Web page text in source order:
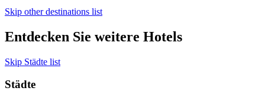
Skip other destinations list
Entdecken Sie weitere Hotels
Skip Städte list
Städte